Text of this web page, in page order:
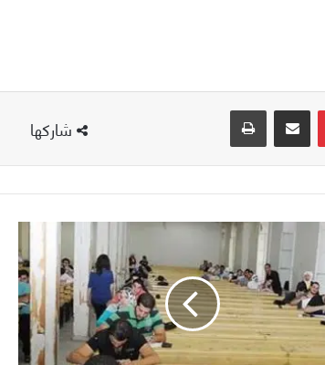
شاركها
بينتيريست مشاركة عبر البريد طباعة